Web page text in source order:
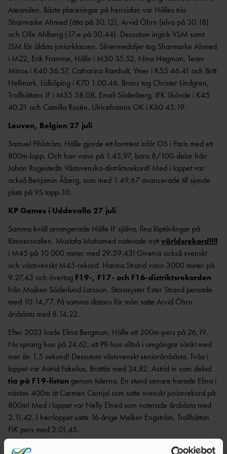
AR
ÅRSHJ
UL
ARKI
V
Ateamilen. Bästa placeringar på herrsidan var Hälles trio
Sharmarke Ahmed (åtta på 30.12), Arvid Öhrn (elva på 30.18)
och Olle Ahlberg (17:e på 30.44). Dessutom ingick VSM samt
JSM för äldsta juniorklassen. Silvermedaljer tog Sharmarke Ahmed
i M22, Erik Framme, Hälle i M50 35.52, Nina Hagman, Team
Minos i K40 36.57, Catharina Ramhult, Ymer i K55 46.41 och Britt
Hellmark, Lidköping i K70 1.00.46. Brons tog Christer Lindgren,
Trollhättans IF i M55 38.08, Emeli Söderberg, IFK Skövde i K45
40.21 och Camilla Rosén, Ulricehamns OK i K60 45.19.
Leuven, Belgien 27 juli
Samuel Pihlström, Hälle gjorde ett formtest inför OS i Paris med ett
800m-lopp. Och han vann på 1.45,97, bara 8/100-delar från
Johan Rogestedts Västsvenska-distriktsrekord! Med i loppet var
också Benjamin Åberg, som med 1.49,67 avancerade till sjunde
plats på VS topp-10.
KP Games i Uddevalla 27 juli
Samma kväll arrangerade Hälle IF själva, fina löptävlingar på
Rimnersvallen. Mustafa Mohamed noterade nyttvärldsrekord!!!!
i M45 på 10 000 meter med 29.39,43! Givetvis också svenskt
och västsvenskt M45-rekord. Hanna Strand vann 3000 meter på
9.27,43 och övertog F19-, F17- och F16-distriktsrekorden
från Majken Söderlund Larsson. Storasyster Ester Strand persade
med 10.14,77. På samma distans för män satte Arvid Öhrn
årsbästa med 8.14,22.
Efter 2023 hade Elina Bergman, Hälle ett 200m-pers på 26,19.
Nu sprang hon på 24,62, ett PB hon alltså i omgångar sänkt med
mer än 1,5 sekund! Dessutom västsvenskt seniorårsbästa. Tvåa i
loppet var Astrid Fakelius, Brattås med 24,82. Astrid in som delad
tia på F19-listan genom tiderna. En stund senare harade Elina i
nästan 400m åt Carmen Cernjul som satte svenskt juniorrekord på
800m! Med i loppet var Nelly Elned som noterade årsbästa med
2.11,42. I herrloppet satte 16-årige Melker Engström, Trollhättan
FIK pers med 2.01,45.
Getabockspelen i Varberg 27-28 juli